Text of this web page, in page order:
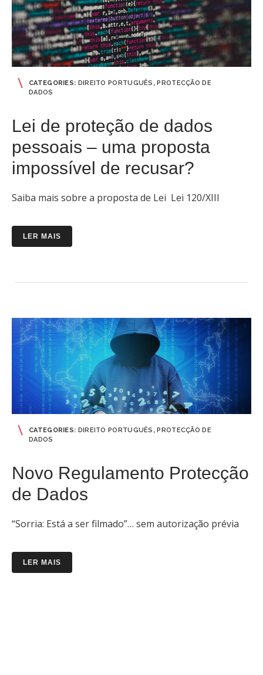
CATEGORIES: DIREITO PORTUGUÊS ,PROTECÇÃO DE
DADOS
Lei de proteção de dados
pessoais – uma proposta
impossível de recusar?
Saiba mais sobre a proposta de Lei Lei 120/XIII
LER MAIS
CATEGORIES: DIREITO PORTUGUÊS ,PROTECÇÃO DE
DADOS
Novo Regulamento Protecção
de Dados
“Sorria: Está a ser filmado”… sem autorização prévia
LER MAIS